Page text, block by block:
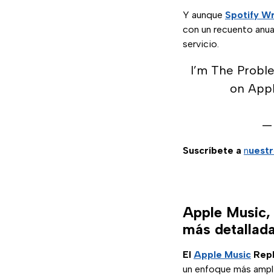
Y aunque Spotify
con un recuento
servicio.
I’m The
on
—
Suscríbete a n
Apple
más
El Apple Music
un enfoque más